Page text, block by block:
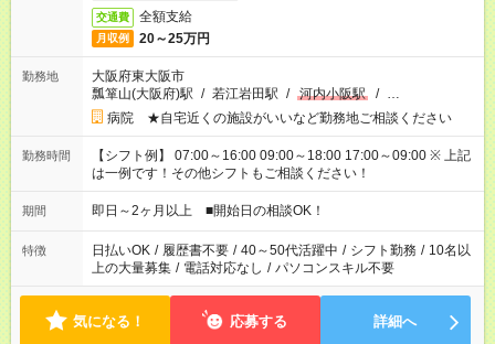
交通費 全額支給
月収例 20～25万円
勤務地
大阪府東大阪市
瓢箪山(大阪府)駅 / 若江岩田駅 / 河内小阪駅 / …
病院 ★自宅近くの施設がいいなど勤務地ご相談ください
勤務時間
【シフト例】 07:00～16:00 09:00～18:00 17:00～09:00 ※ 上記
は一例です！その他シフトもご相談ください！
期間 即日～2ヶ月以上 ■開始日の相談OK！
特徴 日払いOK / 履歴書不要 / 40～50代活躍中 / シフト勤務 / 10名以
上の大量募集 / 電話対応なし / パソコンスキル不要
気になる！ 応募する 詳細へ